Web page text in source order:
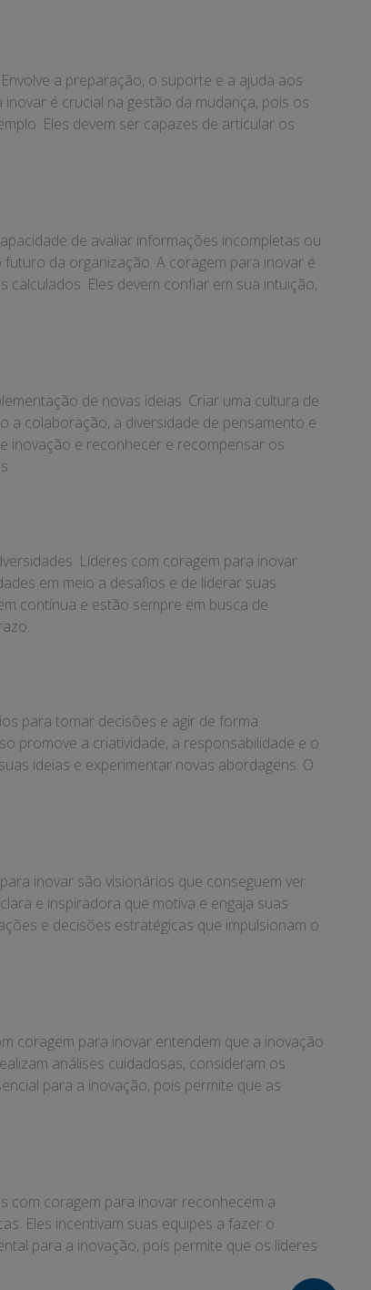
a preparação, o suporte e a ajuda aos
é crucial na gestão da mudança, pois os
Eles devem ser capazes de articular os
de avaliar informações incompletas ou
da organização. A coragem para inovar é
Eles devem confiar em sua intuição,
de novas ideias. Criar uma cultura de
a colaboração, a diversidade de pensamento e
inovação e reconhecer e recompensar os
Líderes com coragem para inovar
em meio a desafios e de liderar suas
contínua e estão sempre em busca de
para tomar decisões e agir de forma
promove a criatividade, a responsabilidade e o
ideias e experimentar novas abordagens. O
inovar são visionários que conseguem ver
e inspiradora que motiva e engaja suas
e decisões estratégicas que impulsionam o
coragem para inovar entendem que a inovação
análises cuidadosas, consideram os
para a inovação, pois permite que as
com coragem para inovar reconhecem a
Eles incentivam suas equipes a fazer o
para a inovação, pois permite que os líderes